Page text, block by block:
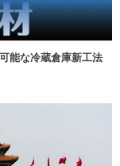
能な冷蔵倉庫新工法